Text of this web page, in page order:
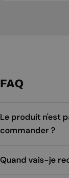
FAQ
Le produit n'est
commander ?
Quand vais-je